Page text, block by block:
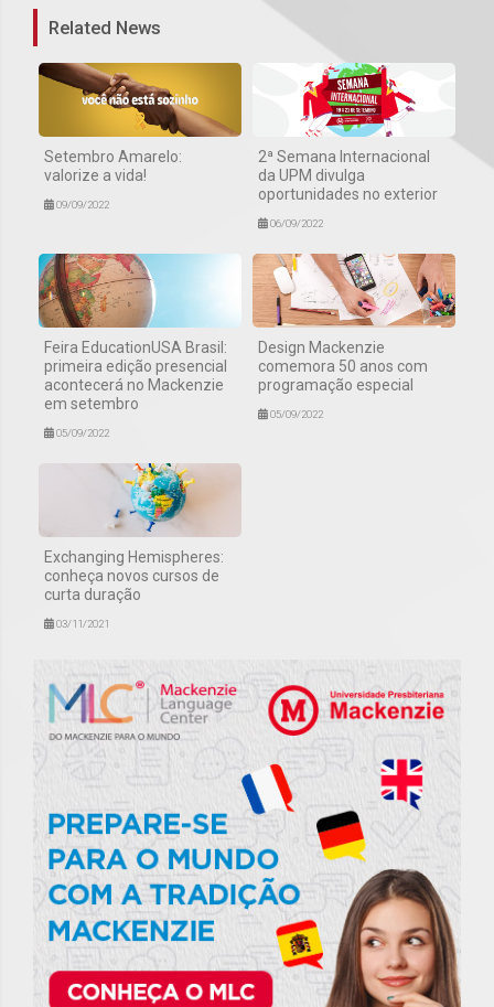
Related News
Setembro Amarelo:
valorize a vida!
09/09/2022
2ª Semana Internacional
da UPM divulga
oportunidades no exterior
06/09/2022
Feira EducationUSA Brasil:
primeira edição presencial
acontecerá no Mackenzie
em setembro
05/09/2022
Design Mackenzie
comemora 50 anos com
programação especial
05/09/2022
Exchanging Hemispheres:
conheça novos cursos de
curta duração
03/11/2021